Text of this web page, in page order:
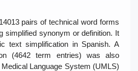
pairs of technical word forms
simplified synonym or definition. It
text simplification in Spanish. A
(4642 term entries) was also
Language System (UMLS)